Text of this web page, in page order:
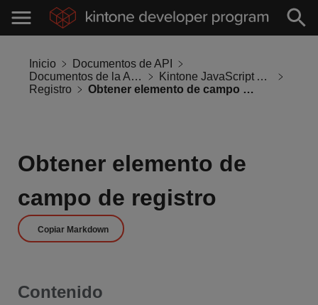
Inicio
Documentos de API
Documentos de la API de Kintone
Kintone JavaScript API
Registro
Obtener elemento de campo de registro
Obtener elemento de
campo de registro
Copiar Markdown
Contenido